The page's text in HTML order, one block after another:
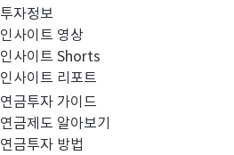
투자정보
인사이트 영상
인사이트 Shorts
인사이트 리포트
연금투자 가이드
연금제도 알아보기
연금투자 방법
FY2020 지배구조 연차보고서